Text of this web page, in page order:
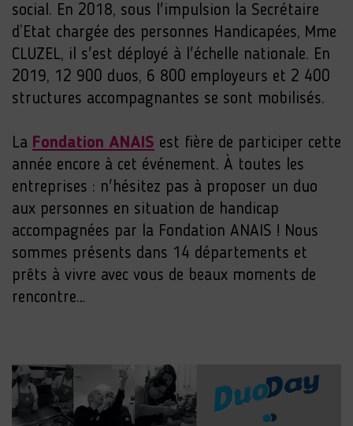
social. En 2018, sous l'impulsion la Secrétaire
d’Etat chargée des personnes Handicapées, Mme
CLUZEL, il s'est déployé à l'échelle nationale. En
2019, 12 900 duos, 6 800 employeurs et 2 400
structures accompagnantes se sont mobilisés.
La Fondation ANAIS est fière de participer cette
année encore à cet événement. À toutes les
entreprises : n'hésitez pas à proposer un duo
aux personnes en situation de handicap
accompagnées par la Fondation ANAIS ! Nous
sommes présents dans 14 départements et
prêts à vivre avec vous de beaux moments de
rencontre…